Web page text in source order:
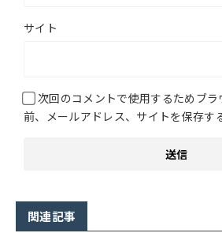
サイト
次回のコメントで使用するためブ
前、メールアドレス、サイトを保存す
関連記事